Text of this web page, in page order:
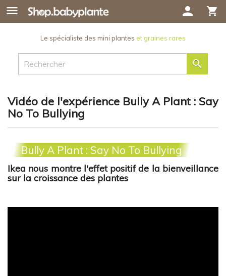
 shopping_cart
person
Le spécialiste des mini plantes et graines rares

Vidéo de l'expérience Bully A Plant : Say
No To Bullying
Bully A Plant : Say No To Bullying
Ikea nous montre l'effet positif de la bienveillance
sur la croissance des plantes